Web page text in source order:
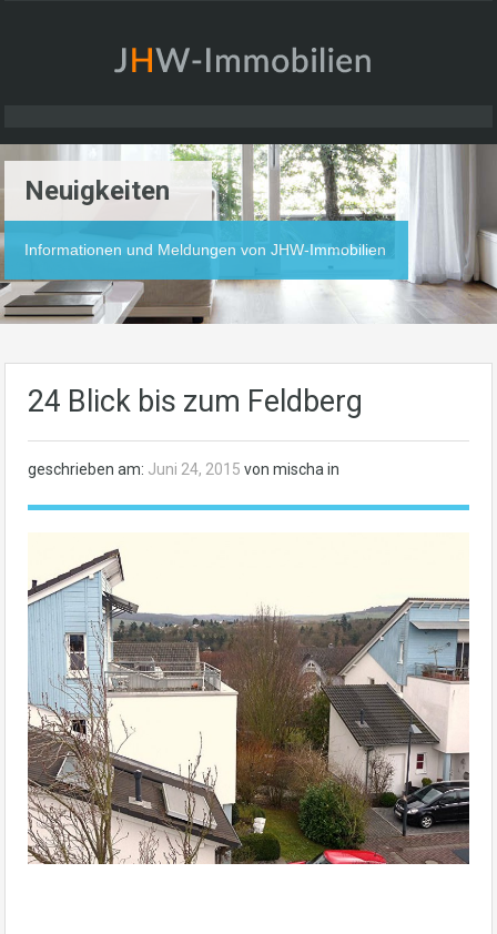
Neuigkeiten
Informationen und Meldungen von JHW-Immobilien
24 Blick bis zum Feldberg
geschrieben am: Juni 24, 2015 von mischa in